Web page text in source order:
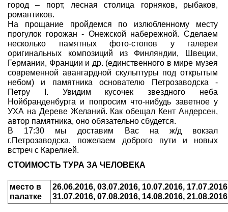
город – порт, лесная столица горняков, рыбаков,
романтиков.
На прощание пройдемся по излюбленному месту
прогулок горожан - Онежской набережной. Сделаем
несколько памятных фото-стопов у галереи
оригинальных композиций из Финляндии, Швеции,
Германии, Франции и др. (единственного в мире музея
современной авангардной скульптуры под открытым
небом) и памятника основателю Петрозаводска -
Петру I. Увидим кусочек звездного неба
Нойбранденбурга и попросим что-нибудь заветное у
УХА на Дереве Желаний. Как обещал Кент Андерсен,
автор памятника, оно обязательно сбудется.
В 17:30 мы доставим Вас на ж/д вокзал
г.Петрозаводска, пожелаем доброго пути и новых
встреч с Карелией.
СТОИМОСТЬ ТУРА ЗА ЧЕЛОВЕКА
место в
палатке
26.06.2016, 03.07.2016, 10.07.2016,
31.07.2016, 07.08.2016, 14.08.2016, 21.08.2016